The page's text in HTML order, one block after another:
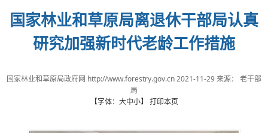
国家林业和草原局离退休干部局认真
研究加强新时代老龄工作措施
国家林业和草原局政府网 http://www.forestry.gov.cn2021-11-29来源： 老干部
局
【字体： 大中小】 打印本页